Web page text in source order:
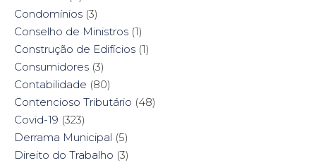
Condomínios (3)
Conselho de Ministros (1)
Construção de Edifícios (1)
Consumidores (3)
Contabilidade (80)
Contencioso Tributário (48)
Covid-19 (323)
Derrama Municipal (5)
Direito do Trabalho (3)